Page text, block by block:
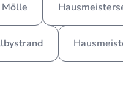
Mölle